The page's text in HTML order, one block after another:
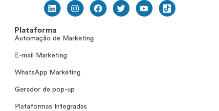
Plataforma
Automação de Marketing
E-mail Marketing
WhatsApp Marketing
Gerador de pop-up
Plataformas Integradas